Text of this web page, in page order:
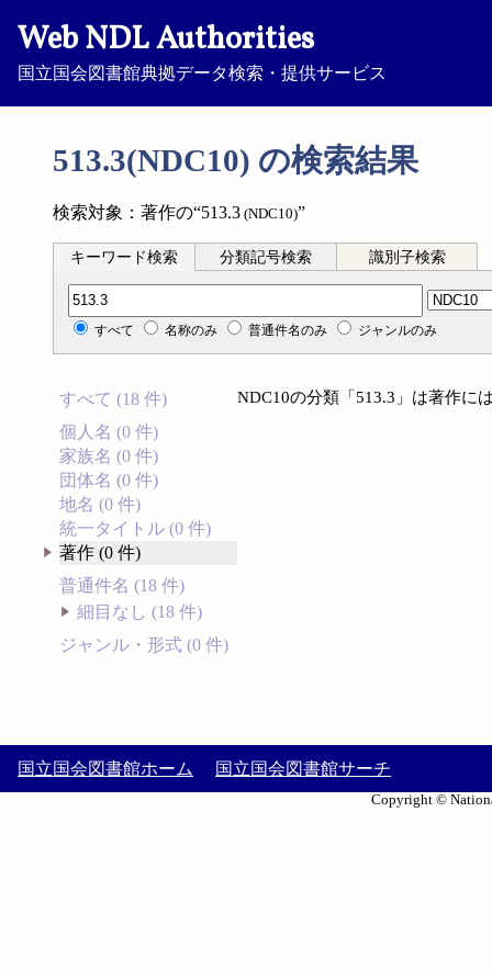
Web NDL Authorities
国立国会図書館典拠データ検索・提供サービス
513.3(NDC10) の検索結果
検索対象：著作の“513.3 (NDC10)”
キーワード検索 分類記号検索 識別子検索
分類記号検索
すべて 名称のみ 普通件名のみ ジャンルのみ
すべて (18 件)
個人名 (0 件)
家族名 (0 件)
団体名 (0 件)
地名 (0 件)
統一タイトル (0 件)
著作 (0 件)
普通件名 (18 件)
細目なし (18 件)
ジャンル・形式 (0 件)
NDC10の分類「513.3」は著作に
国立国会図書館ホーム 国立国会図書館サーチ
Copyright ©